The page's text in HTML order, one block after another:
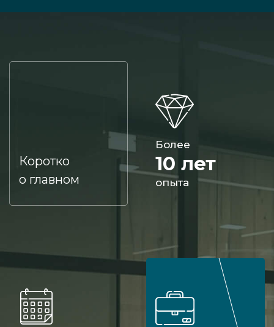
Коротко
о главном
Более
10 лет
опыта